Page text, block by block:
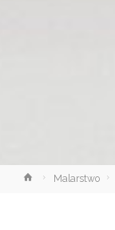
StronaMalarstwo